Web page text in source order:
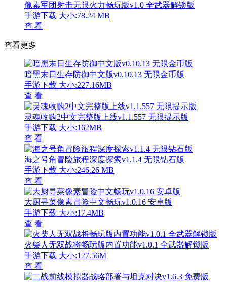
像素军团射击无限火力畅玩版v1.0 全武器解锁版
手游下载 大小:78.24 MB
查 看
查看更多
暗黑末日生存防御中文版v0.10.13 无限金币版
手游下载 大小:227.16MB
查 看
灵魂收购2中文完整版上线v1.1.557 无限提示版
手游下载 大小:162MB
查 看
海之号角冒险旅程深度探索v1.1.4 无限钻石版
手游下载 大小:246.26 MB
查 看
大厨寻菜像素冒险中文畅玩v1.0.16 安卓版
手游下载 大小:17.4MB
查 看
火柴人无双战将畅玩版内置功能v1.0.1 全武器解锁版
手游下载 大小:127.56M
查 看